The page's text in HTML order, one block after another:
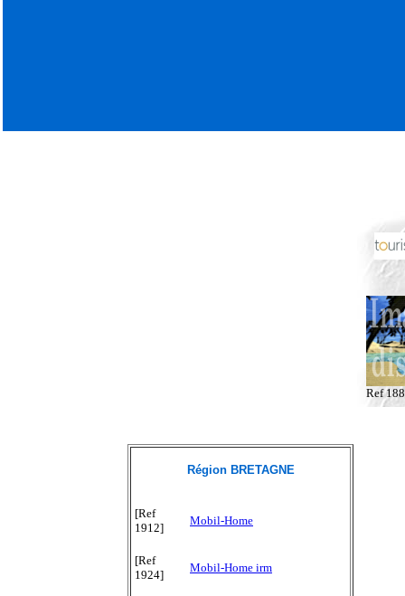
Région BRETAGNE
[Ref
1912]
Mobil-Home
[Ref
1924]
Mobil-Home irm
Ref